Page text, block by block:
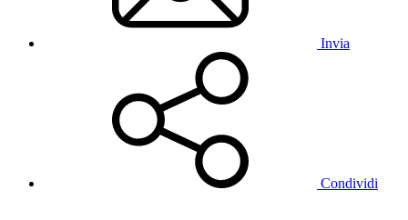
Invia
Condividi